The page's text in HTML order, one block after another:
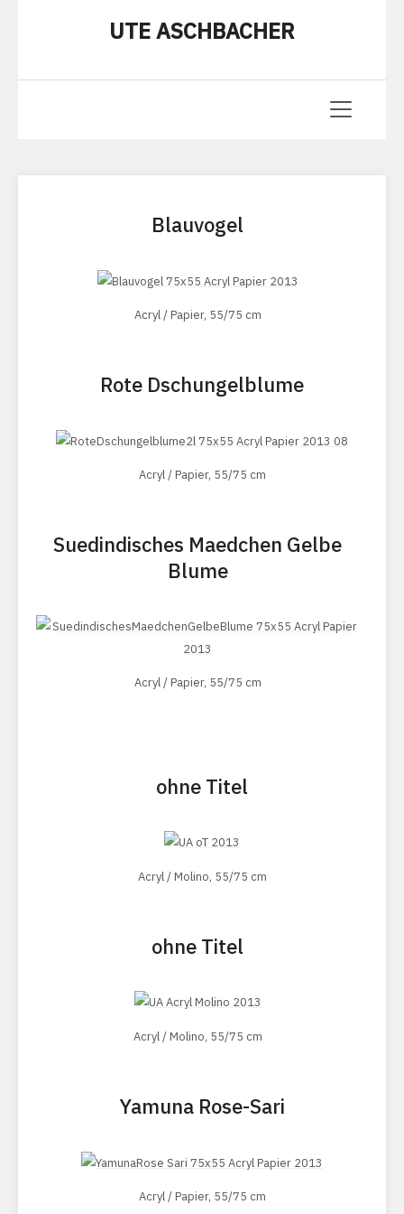
UTE ASCHBACHER
Blauvogel
Acryl / Papier, 55/75 cm
Rote Dschungelblume
Acryl / Papier, 55/75 cm
Suedindisches Maedchen Gelbe
Blume
Acryl / Papier, 55/75 cm
ohne Titel
Acryl / Molino, 55/75 cm
ohne Titel
Acryl / Molino, 55/75 cm
Yamuna Rose-Sari
Acryl / Papier, 55/75 cm